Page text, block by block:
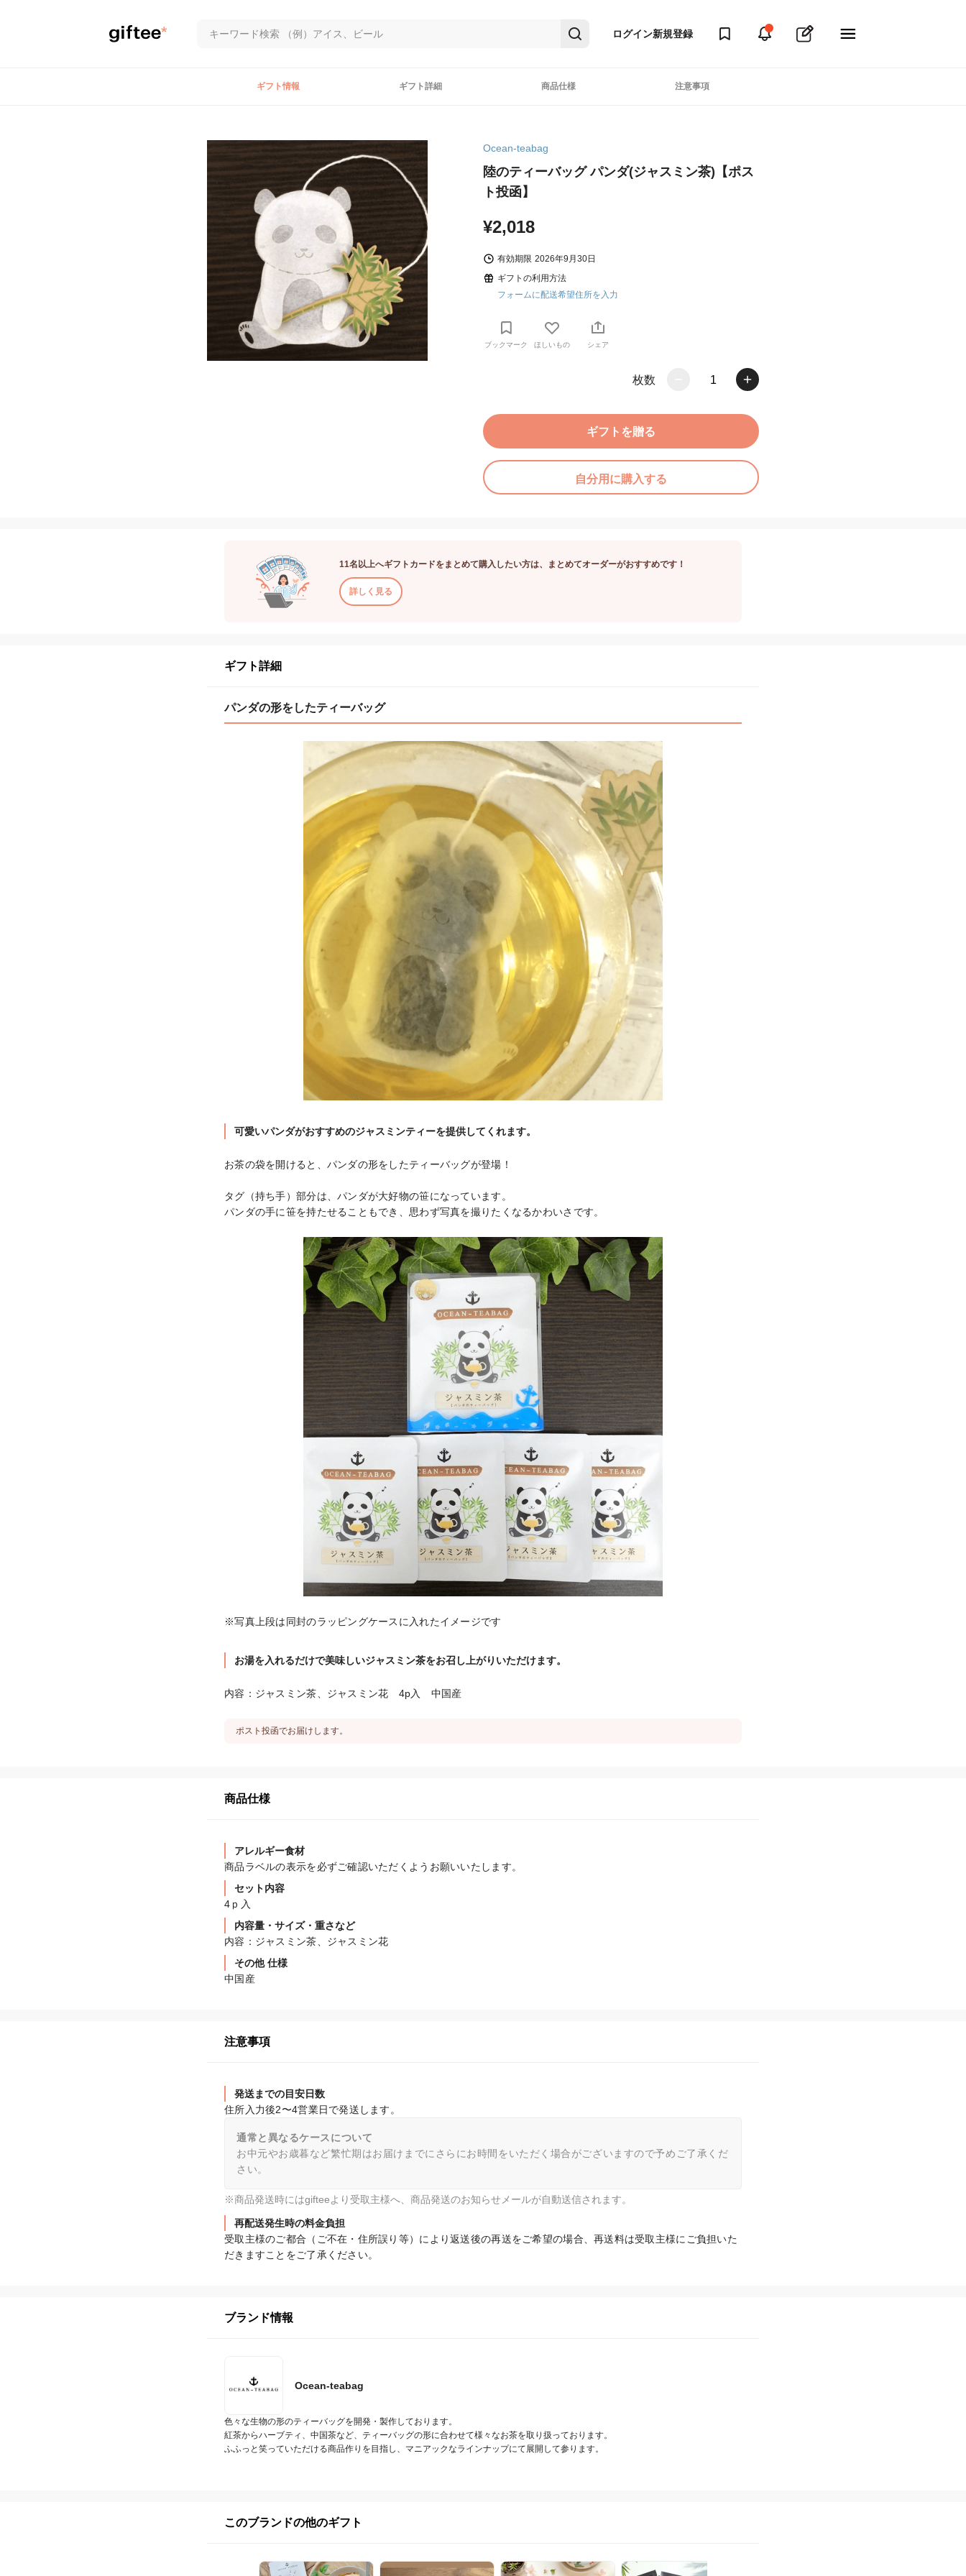
ログイン新規登録
ギフト情報 ギフト詳細 商品仕様 注意事項
Ocean-teabag
陸のティーバッグ パンダ(ジャスミン茶)【ポス
ト投函】
¥2,018
有効期限 2026年9月30日
ギフトの利用方法
フォームに配送希望住所を入力
ブックマーク ほしいもの シェア
枚数 1
ギフトを贈る
自分用に購入する
11名以上へギフトカードをまとめて購入したい方は、まとめてオーダーがおすすめです！
詳しく見る
ギフト詳細
パンダの形をしたティーバッグ
可愛いパンダがおすすめのジャスミンティーを提供してくれます。
お茶の袋を開けると、パンダの形をしたティーバッグが登場！
タグ（持ち手）部分は、パンダが大好物の笹になっています。
パンダの手に笹を持たせることもでき、思わず写真を撮りたくなるかわいさです。
※写真上段は同封のラッピングケースに入れたイメージです
お湯を入れるだけで美味しいジャスミン茶をお召し上がりいただけます。
内容：ジャスミン茶、ジャスミン花　4p入　中国産
ポスト投函でお届けします。
商品仕様
アレルギー食材
商品ラベルの表示を必ずご確認いただくようお願いいたします。
セット内容
4ｐ入
内容量・サイズ・重さなど
内容：ジャスミン茶、ジャスミン花
その他 仕様
中国産
注意事項
発送までの目安日数
住所入力後2〜4営業日で発送します。
通常と異なるケースについて
お中元やお歳暮など繁忙期はお届けまでにさらにお時間をいただく場合がございますので予めご了承くだ
さい。
※商品発送時にはgifteeより受取主様へ、商品発送のお知らせメールが自動送信されます。
再配送発生時の料金負担
受取主様のご都合（ご不在・住所誤り等）により返送後の再送をご希望の場合、再送料は受取主様にご負担いた
だきますことをご了承ください。
ブランド情報
Ocean-teabag
色々な生物の形のティーバッグを開発・製作しております。
紅茶からハーブティ、中国茶など、ティーバッグの形に合わせて様々なお茶を取り扱っております。
ふふっと笑っていただける商品作りを目指し、マニアックなラインナップにて展開して参ります。
このブランドの他のギフト